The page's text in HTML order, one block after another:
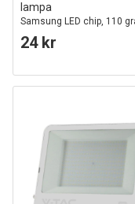
lampa
Samsung LED chip, 110
3000K, 5 års garanti
24 kr